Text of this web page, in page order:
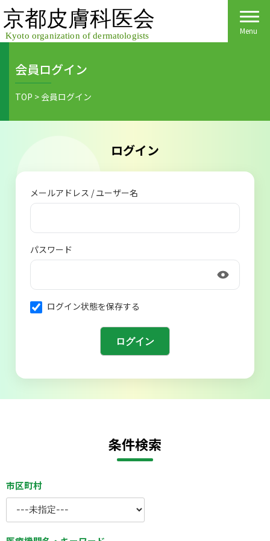
Skip
to
content
Menu
Home
医院検索
皮膚の日
皮膚の病気
医療関係者の皆様へ
会員様へごあいさつ
活動報告
ご入会方法
会員様へ
各種手続き
保険診療
会則
会員ログイン
TOP > 会員ログイン
ログイン
メールアドレス / ユーザー名
パスワード
ログイン状態を保存する
条件検索
市区町村